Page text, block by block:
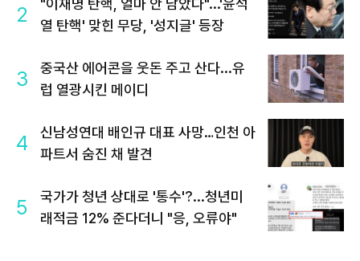
2
"이재명 탄핵, 얼마 안 남았다"...'윤석
열 탄핵' 맞힌 무당, '성지글' 등장
3
중국산 에어콘을 웃돈 주고 산다...유
럽 열광시킨 메이디
4
신남성연대 배인규 대표 사망…인천 아
파트서 숨진 채 발견
5
국가가 청년 상대로 '통수'?...청년미
래적금 12% 준다더니 "응, 오류야"